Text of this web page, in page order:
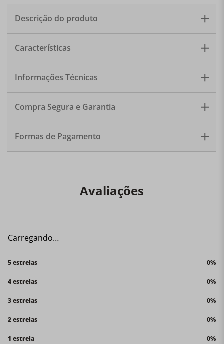
Descrição do produto
Conjunto de pratos raso. Coleção de Natal com
inspiração londrina. Material: Porcelana. Tamanho:
27cm . Quantidade: 6 pratos.
Características
Informações Técnicas
Compra Segura e Garantia
Formas de Pagamento
Avaliações
Carregando…
5 estrelas 0%
4 estrelas 0%
3 estrelas 0%
2 estrelas 0%
1 estrela 0%